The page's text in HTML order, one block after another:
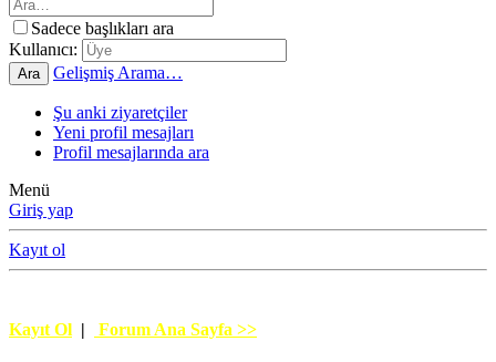
Sadece başlıkları ara
Kullanıcı:
Ara Gelişmiş Arama…
Şu anki ziyaretçiler
Yeni profil mesajları
Profil mesajlarında ara
Menü
Giriş yap
Kayıt ol
Kayıt Ol | Forum Ana Sayfa >>